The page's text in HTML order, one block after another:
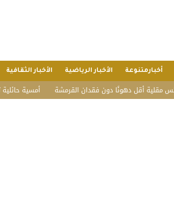
أخبارمتنوعة الأخبار الرياضية الأخبار الثقافية
أمسية حائلية تحتفي دهونًا دون فقدان القرمشة